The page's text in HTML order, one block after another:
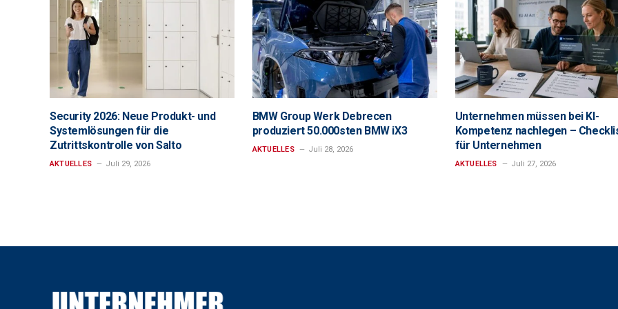
Security 2026: Neue Produkt- und
Systemlösungen für die
Zutrittskontrolle von Salto
AKTUELLES Juli 29, 2026
BMW Group Werk Debrecen
produziert 50.000sten BMW iX3
AKTUELLES Juli 28, 2026
Unternehmen müssen bei KI-
Kompetenz nachlegen –
für Unternehmen
AKTUELLES Juli 27, 2026